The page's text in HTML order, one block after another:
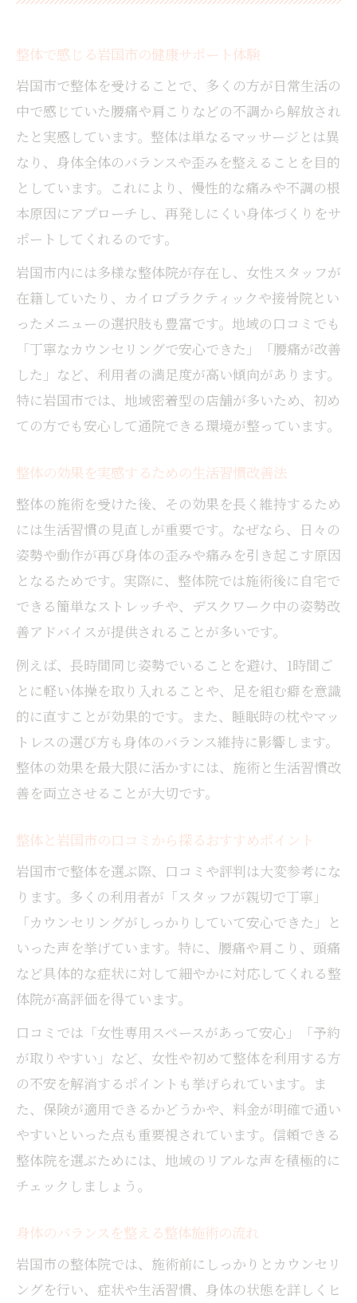
整体が慢性腰痛・肩こりに有効な理由を解
岩国市で人気の整体施術がもたらす変化と
は
整体で根本改善を目指すポイントと注意点
整体施術の特徴と腰痛・肩こり予防の秘訣
整体ならではのアプローチで不調を改善
岩国市で整体を受ける際のチェックポイント
整体選びで重視すべきカウンセリング内容
整体施術の安全性を見極めるチェック方法
整体院の技術力と信頼性を確認するポイン
ト
整体のベネフィットを得るための事前準備
整体施術後のフォロー体制が重要な理由
身体のバランス向上に整体がもたらす変化
整体で得られる身体バランスの整え方と効
果
り
整体による筋肉・関節への変化とメリット
整体で日常生活の動きが楽になる理由
整体施術とバランス向上の関係性を解説
女性にも安心な整体のメリットと施術内容
女性が安心して通える整体院の選び方
整体のベネフィットと女性特有の悩み対策
整体でリラックスしやすい環境づくりの工
夫
整体施術者の対応力と女性への配慮ポイン
ト
整体とマッサージの違いがわかる岩国の施術体
説
整体施術とマッサージの効果的な活用法
整体の特徴とマッサージとの相乗効果を探
る
整体とマッサージどちらが自分に合うのか
整体施術後の変化とマッサージの役割の違
い
整体で感じる岩国市の健康サポート体験
岩国市で整体を受けることで、多くの方が日常生活の
中で感じていた腰痛や肩こりなどの不調から解放され
たと実感しています。整体は単なるマッサージとは異
なり、身体全体のバランスや歪みを整えることを目的
としています。これにより、慢性的な痛みや不調の根
本原因にアプローチし、再発しにくい身体づくりをサ
ポートしてくれるのです。
岩国市内には多様な整体院が存在し、女性スタッフが
在籍していたり、カイロプラクティックや接骨院とい
ったメニューの選択肢も豊富です。地域の口コミでも
「丁寧なカウンセリングで安心できた」「腰痛が改善
した」など、利用者の満足度が高い傾向があります。
特に岩国市では、地域密着型の店舗が多いため、初め
ての方でも安心して通院できる環境が整っています。
整体の効果を実感するための生活習慣改善法
整体の施術を受けた後、その効果を長く維持するため
には生活習慣の見直しが重要です。なぜなら、日々の
姿勢や動作が再び身体の歪みや痛みを引き起こす原因
となるためです。実際に、整体院では施術後に自宅で
できる簡単なストレッチや、デスクワーク中の姿勢改
善アドバイスが提供されることが多いです。
例えば、長時間同じ姿勢でいることを避け、1時間ご
とに軽い体操を取り入れることや、足を組む癖を意識
的に直すことが効果的です。また、睡眠時の枕やマッ
トレスの選び方も身体のバランス維持に影響します。
整体の効果を最大限に活かすには、施術と生活習慣改
善を両立させることが大切です。
整体と岩国市の口コミから探るおすすめポイント
岩国市で整体を選ぶ際、口コミや評判は大変参考にな
ります。多くの利用者が「スタッフが親切で丁寧」
「カウンセリングがしっかりしていて安心できた」と
いった声を挙げています。特に、腰痛や肩こり、頭痛
など具体的な症状に対して細やかに対応してくれる整
体院が高評価を得ています。
口コミでは「女性専用スペースがあって安心」「予約
が取りやすい」など、女性や初めて整体を利用する方
の不安を解消するポイントも挙げられています。ま
た、保険が適用できるかどうかや、料金が明確で通い
やすいといった点も重要視されています。信頼できる
整体院を選ぶためには、地域のリアルな声を積極的に
チェックしましょう。
身体のバランスを整える整体施術の流れ
岩国市の整体院では、施術前にしっかりとカウンセリ
ングを行い、症状や生活習慣、身体の状態を詳しくヒ